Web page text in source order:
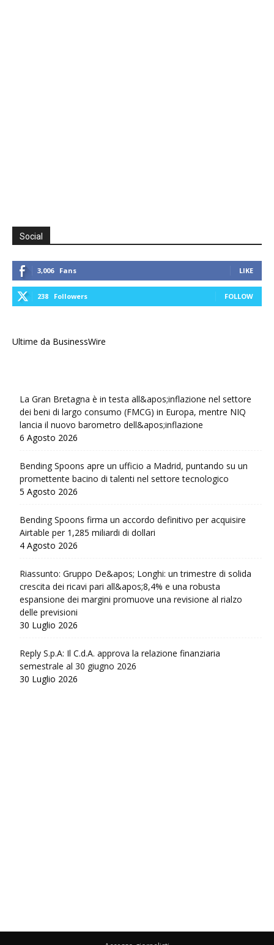
Social
3,006 Fans LIKE
238 Followers FOLLOW
Ultime da BusinessWire
La Gran Bretagna è in testa all&apos;inflazione nel settore
dei beni di largo consumo (FMCG) in Europa, mentre NIQ
lancia il nuovo barometro dell&apos;inflazione
6 Agosto 2026
Bending Spoons apre un ufficio a Madrid, puntando su un
promettente bacino di talenti nel settore tecnologico
5 Agosto 2026
Bending Spoons firma un accordo definitivo per acquisire
Airtable per 1,285 miliardi di dollari
4 Agosto 2026
Riassunto: Gruppo De&apos; Longhi: un trimestre di solida
crescita dei ricavi pari all&apos;8,4% e una robusta
espansione dei margini promuove una revisione al rialzo
delle previsioni
30 Luglio 2026
Reply S.p.A: Il C.d.A. approva la relazione finanziaria
semestrale al 30 giugno 2026
30 Luglio 2026